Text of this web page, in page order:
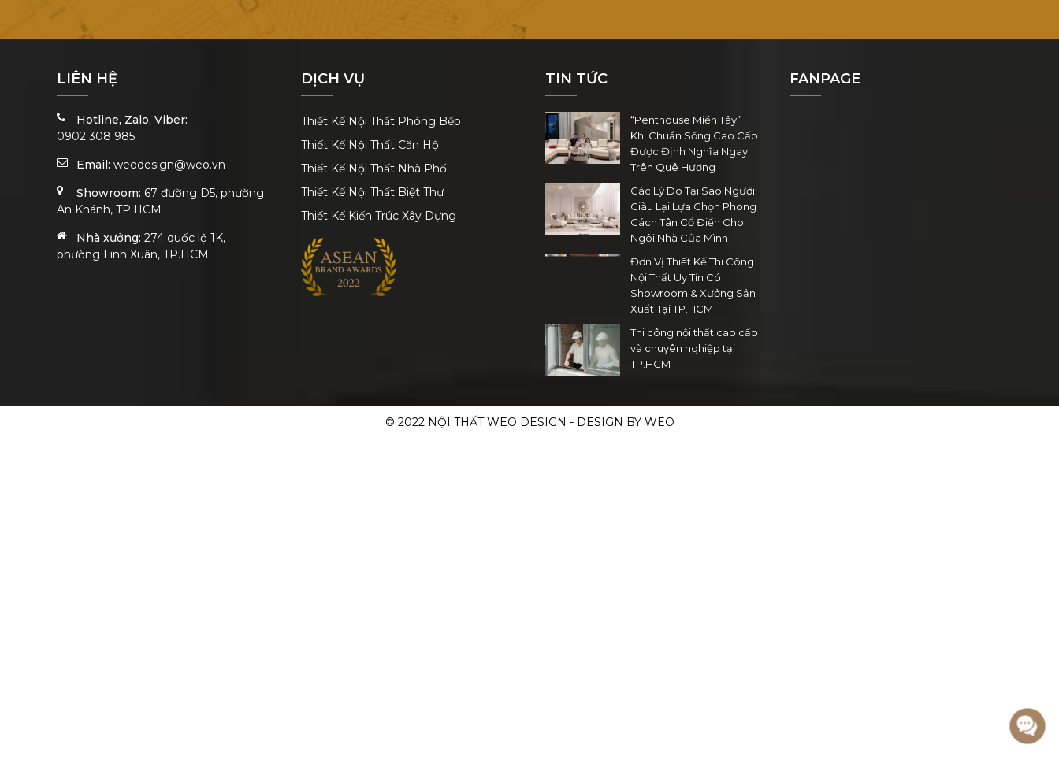
LIÊN HỆ
Hotline, Zalo, Viber:
0902 308 985
Email: weodesign@weo.vn
Showroom: 67 đường D5, phường
An Khánh, TP.HCM
Nhà xưởng: 274 quốc lộ 1K,
phường Linh Xuân, TP.HCM
DỊCH VỤ
Thiết Kế Nội Thất Phòng Bếp
Thiết Kế Nội Thất Căn Hộ
Thiết Kế Nội Thất Nhà Phố
Thiết Kế Nội Thất Biệt Thự
Thiết Kế Kiến Trúc Xây Dựng
TIN TỨC
“Penthouse Miền Tây”
Khi Chuẩn Sống Cao Cấp
Được Định Nghĩa Ngay
Trên Quê Hương
Các Lý Do Tại Sao Người
Giàu Lại Lựa Chọn Phong
Cách Tân Cổ Điển Cho
Ngôi Nhà Của Mình
Đơn Vị Thiết Kế Thi Công
Nội Thất Uy Tín Có
Showroom & Xưởng Sản
Xuất Tại TP.HCM
Thi công nội thất cao cấp
và chuyên nghiệp tại
TP.HCM
FANPAGE
© 2022 NỘI THẤT WEO DESIGN - DESIGN BY WEO